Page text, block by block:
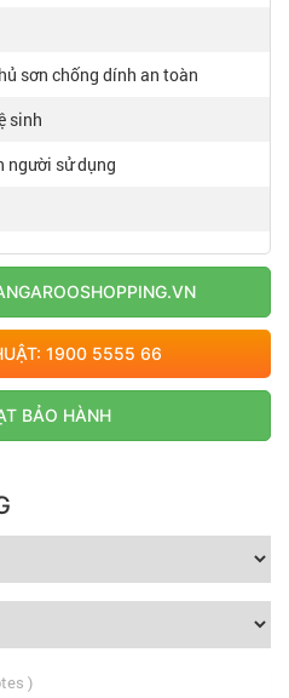
sơn chống dính an toàn
sinh
người sử dụng
1900 5555 66
BẢO HÀNH
)